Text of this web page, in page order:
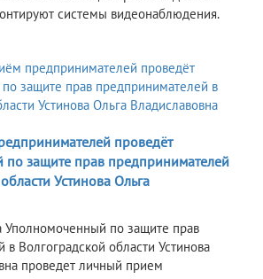
системы видеонаблюдения.
проведёт
защите прав предпринимателей
Устинова Ольга
Уполномоченный по защите прав
Волгоградской области Устинова
проведет личный прием